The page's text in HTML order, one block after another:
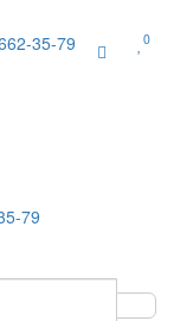
35-79 0
79